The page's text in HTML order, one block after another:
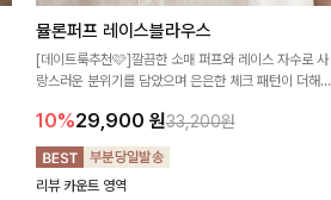
뮬론퍼프 레이스블라우스
[데이트룩추천🩷]깔끔한 소매 퍼프와 레이스 자수로 사
랑스러운 분위기를 담았으며 은은한 체크 패턴이 더해져
10%29,900 원33,200원
리뷰 카운트 영역